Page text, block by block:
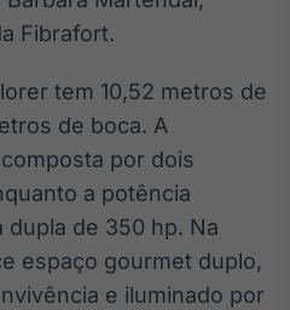
IA
BroadFast
Em breve
Fibrafort.
tem 10,52 metros de
de boca. A
por dois
a potência
dupla de 350 hp. Na
espaço gourmet duplo,
e iluminado por